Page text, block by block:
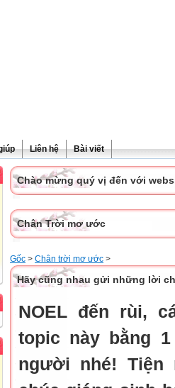
Liên hệ Bài viết
Chào mừng quý vị đến với
Chân Trời mơ ước
Gốc > Chân trời mơ ước >
Hãy cũng nhau gửi những lời
NOEL đến rùi,
topic này bằng
người nhé! Tiện